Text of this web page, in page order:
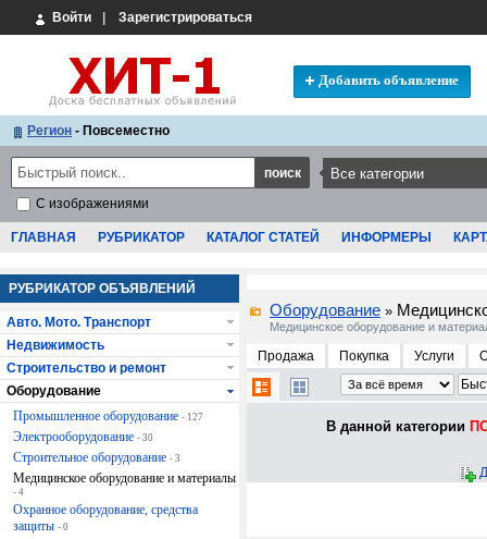
Войти Зарегистрироваться
Добавить объявление
Регион - Повсеместно
С изображениями
ГЛАВНАЯ РУБРИКАТОР КАТАЛОГ СТАТЕЙ ИНФОРМЕРЫ
Оборудование »
Медицинское оборудование и
Продажа Покупка Услуги
В данной категории
РУБРИКАТОР ОБЪЯВЛЕНИЙ
Авто. Мото. Транспорт
Недвижимость
Строительство и ремонт
Оборудование
Промышленное оборудование - 127
Электрооборудование - 30
Строительное оборудование - 3
Медицинское оборудование и материалы
- 4
Охранное оборудование, средства
защиты - 0